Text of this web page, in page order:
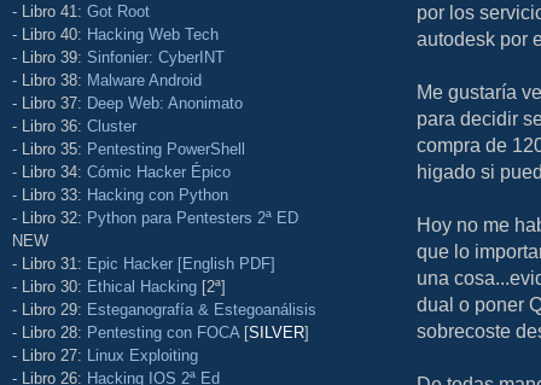
- Libro 41: Got Root
- Libro 40: Hacking Web Tech
- Libro 39: Sinfonier: CyberINT
- Libro 38: Malware Android
- Libro 37: Deep Web: Anonimato
- Libro 36: Cluster
- Libro 35: Pentesting PowerShell
- Libro 34: Cómic Hacker Épico
- Libro 33: Hacking con Python
- Libro 32: Python para Pentesters 2ª ED
NEW
- Libro 31: Epic Hacker [English PDF]
- Libro 30: Ethical Hacking [2ª]
- Libro 29: Esteganografía & Estegoanálisis
- Libro 28: Pentesting con FOCA [SILVER]
- Libro 27: Linux Exploiting
- Libro 26: Hacking IOS 2ª Ed
por los
autodesk por
Me gustaría
para decidir
compra de
higado si
Hoy no me
que lo
una
dual o poner
sobrecoste